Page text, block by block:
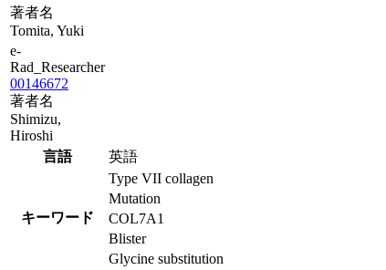
著者名
Tomita, Yuki
e-
Rad_Researcher
00146672
著者名
Shimizu,
Hiroshi
言語
英語
キーワード
Type VII collagen
Mutation
COL7A1
Blister
Glycine substitution